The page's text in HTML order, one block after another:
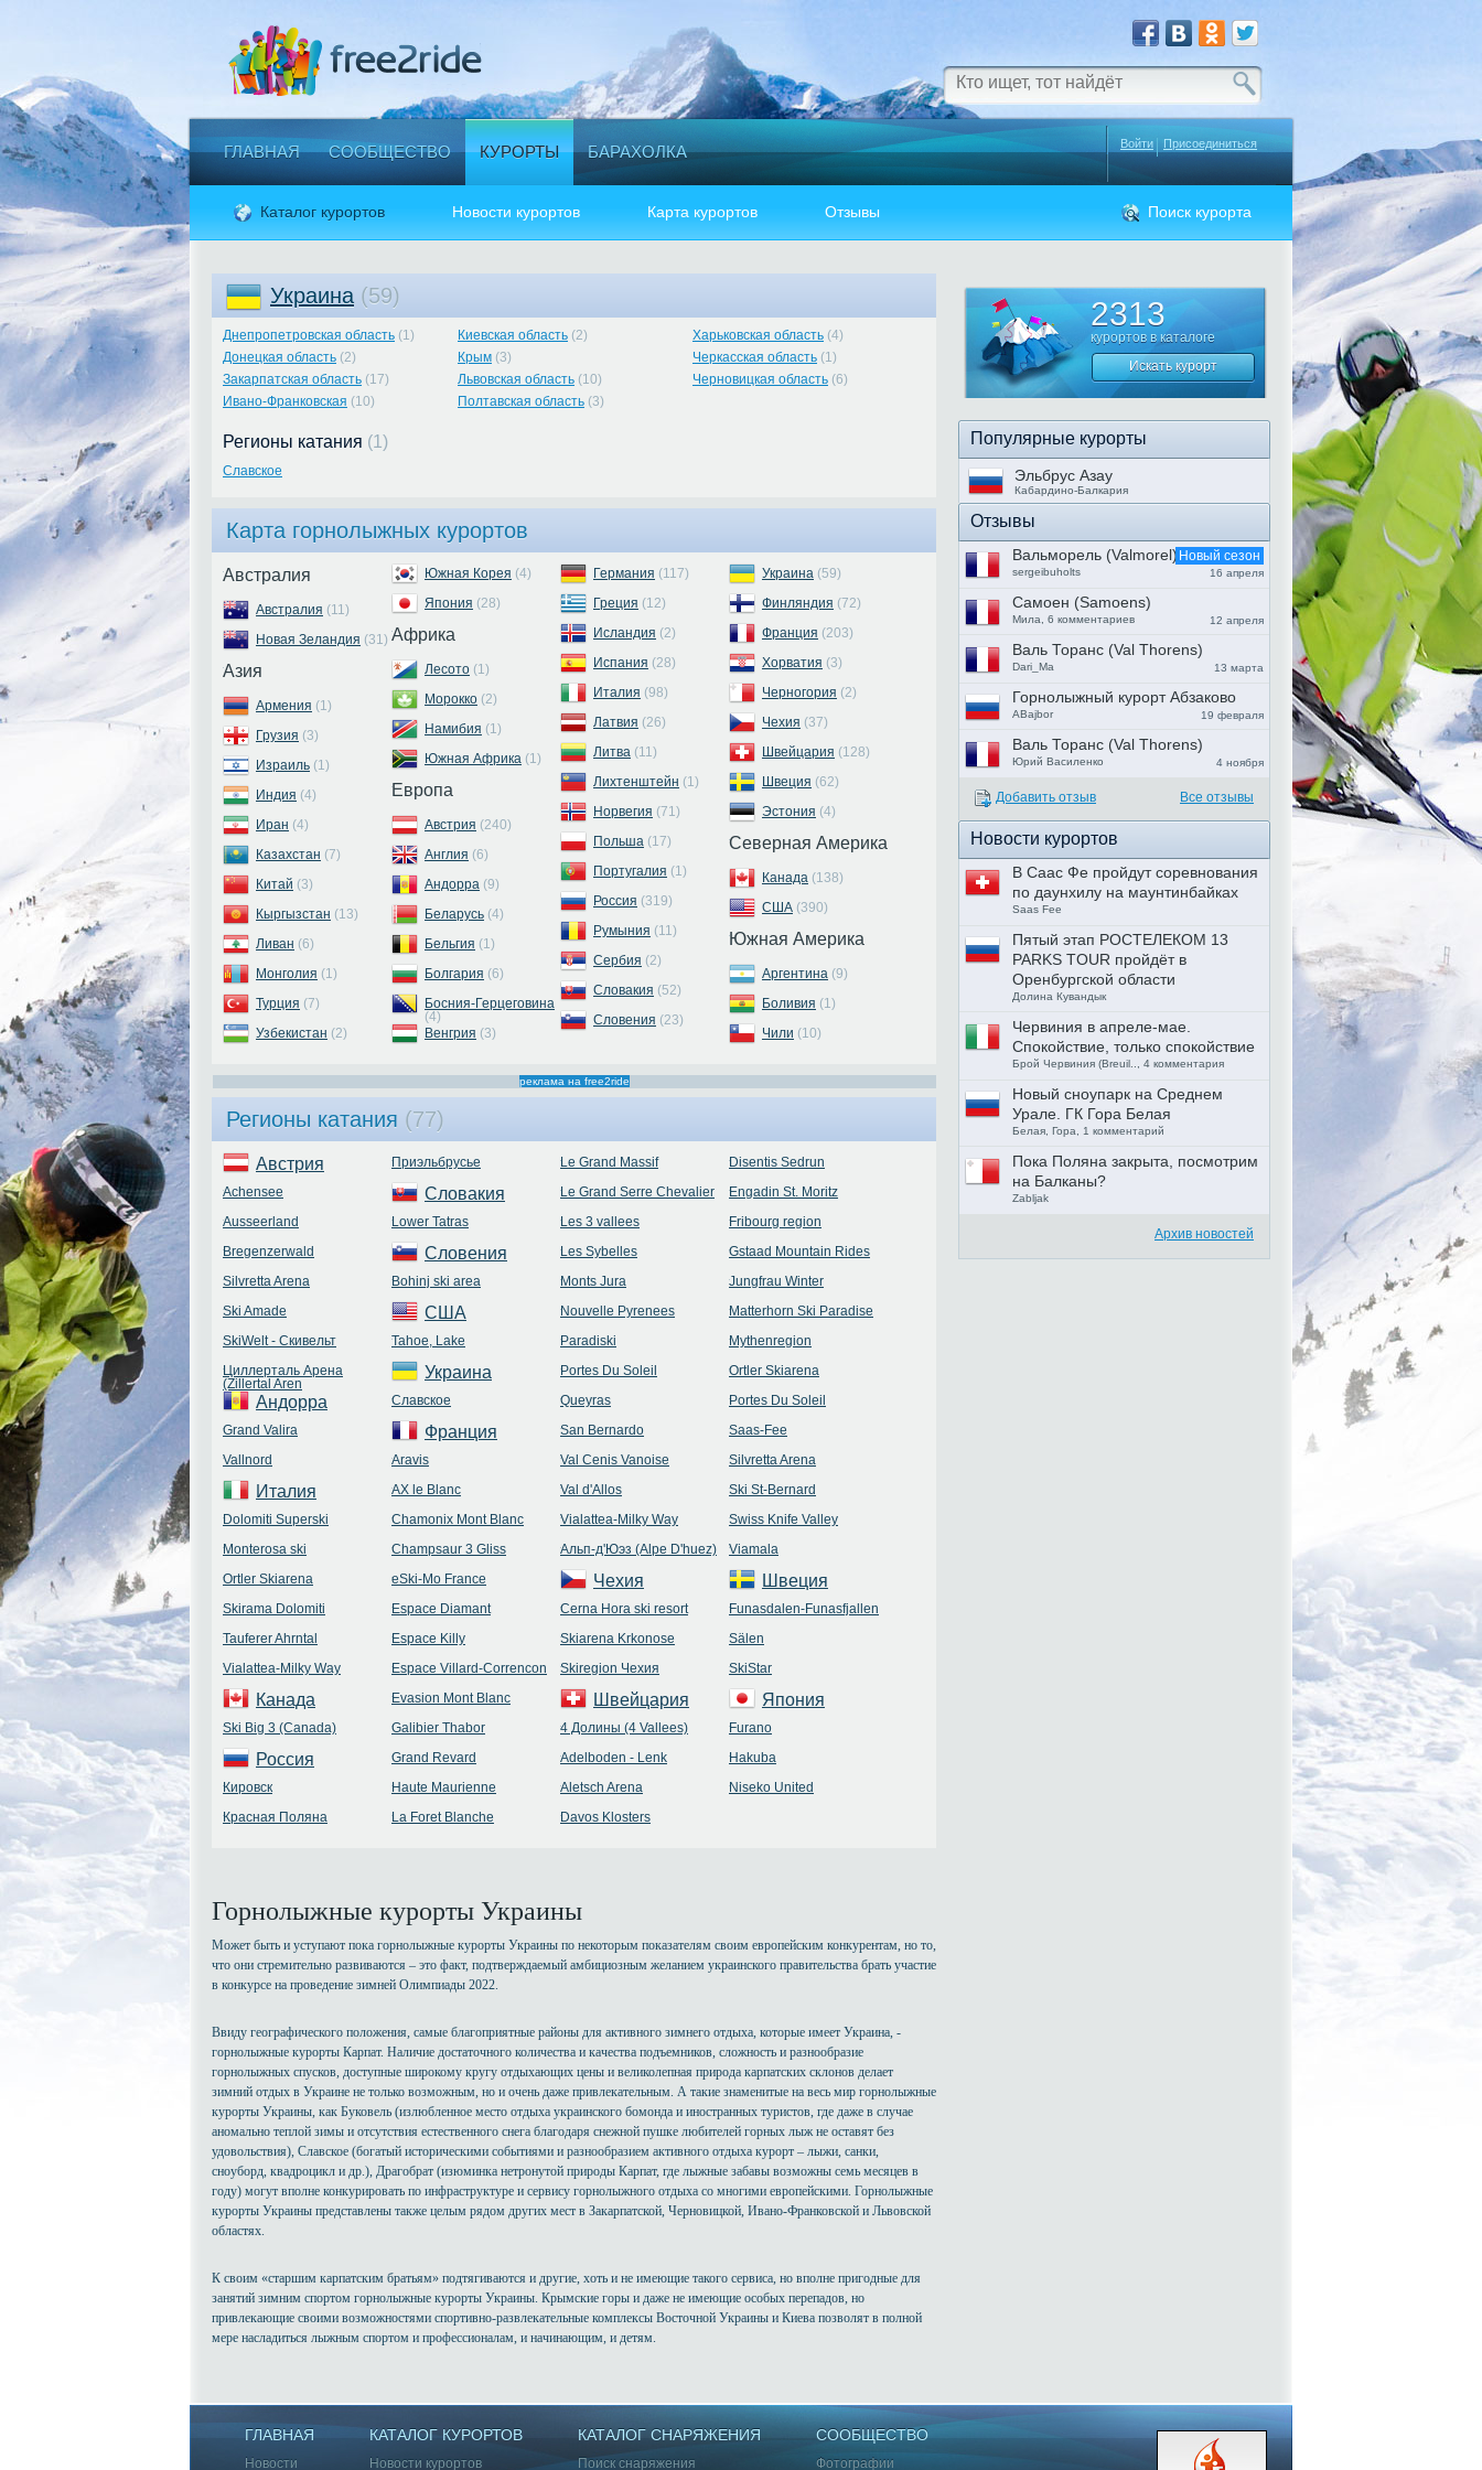
ГЛАВНАЯ СООБЩЕСТВО КУРОРТЫ БАРАХОЛКА Войти Присоединиться
Каталог курортов Новости курортов Карта курортов Отзывы Поиск курорта
Украина (59)
Днепропетровская область (1)
Донецкая область (2)
Закарпатская область (17)
Ивано-Франковская (10)
Киевская область (2)
Крым (3)
Львовская область (10)
Полтавская область (3)
Харьковская область (4)
Черкасская область (1)
Черновицкая область (6)
Регионы катания (1)
Славское
Карта горнолыжных курортов
Австралия
Австралия (11)
Новая Зеландия (31)
Азия
Армения (1)
Грузия (3)
Израиль (1)
Индия (4)
Иран (4)
Казахстан (7)
Китай (3)
Кыргызстан (13)
Ливан (6)
Монголия (1)
Турция (7)
Узбекистан (2)
Южная Корея (4)
Япония (28)
Африка
Лесото (1)
Морокко (2)
Намибия (1)
Южная Африка (1)
Европа
Австрия (240)
Англия (6)
Андорра (9)
Беларусь (4)
Бельгия (1)
Болгария (6)
Босния-Герцеговина
(4)
Венгрия (3)
Германия (117)
Греция (12)
Исландия (2)
Испания (28)
Италия (98)
Латвия (26)
Литва (11)
Лихтенштейн (1)
Норвегия (71)
Польша (17)
Португалия (1)
Россия (319)
Румыния (11)
Сербия (2)
Словакия (52)
Словения (23)
Украина (59)
Финляндия (72)
Франция (203)
Хорватия (3)
Черногория (2)
Чехия (37)
Швейцария (128)
Швеция (62)
Эстония (4)
Северная Америка
Канада (138)
США (390)
Южная Америка
Аргентина (9)
Боливия (1)
Чили (10)
реклама на free2ride
Регионы катания (77)
Австрия
Achensee
Ausseerland
Bregenzerwald
Silvretta Arena
Ski Amade
SkiWelt - Скивельт
Циллерталь Арена
(Zillertal Aren
Андорра
Grand Valira
Vallnord
Италия
Dolomiti Superski
Monterosa ski
Ortler Skiarena
Skirama Dolomiti
Tauferer Ahrntal
Vialattea-Milky Way
Канада
Ski Big 3 (Canada)
Россия
Кировск
Красная Поляна
Приэльбрусье
Словакия
Lower Tatras
Словения
Bohinj ski area
США
Tahoe, Lake
Украина
Славское
Франция
Aravis
AX le Blanc
Chamonix Mont Blanc
Champsaur 3 Gliss
eSki-Mo France
Espace Diamant
Espace Killy
Espace Villard-Correncon
Evasion Mont Blanc
Galibier Thabor
Grand Revard
Haute Maurienne
La Foret Blanche
Le Grand Massif
Le Grand Serre Chevalier
Les 3 vallees
Les Sybelles
Monts Jura
Nouvelle Pyrenees
Paradiski
Portes Du Soleil
Queyras
San Bernardo
Val Cenis Vanoise
Val d'Allos
Vialattea-Milky Way
Альп-д'Юэз (Alpe D'huez)
Чехия
Cerna Hora ski resort
Skiarena Krkonose
Skiregion Чехия
Швейцария
4 Долины (4 Vallees)
Adelboden - Lenk
Aletsch Arena
Davos Klosters
Disentis Sedrun
Engadin St. Moritz
Fribourg region
Gstaad Mountain Rides
Jungfrau Winter
Matterhorn Ski Paradise
Mythenregion
Ortler Skiarena
Portes Du Soleil
Saas-Fee
Silvretta Arena
Ski St-Bernard
Swiss Knife Valley
Viamala
Швеция
Funasdalen-Funasfjallen
Sälen
SkiStar
Япония
Furano
Hakuba
Niseko United
Горнолыжные курорты Украины
Может быть и уступают пока горнолыжные курорты Украины по некоторым показателям своим европейским конкурентам, но то,
что они стремительно развиваются – это факт, подтверждаемый амбициозным желанием украинского правительства брать участие
в конкурсе на проведение зимней Олимпиады 2022.
Ввиду географического положения, самые благоприятные районы для активного зимнего отдыха, которые имеет Украина, -
горнолыжные курорты Карпат. Наличие достаточного количества и качества подъемников, сложность и разнообразие
горнолыжных спусков, доступные широкому кругу отдыхающих цены и великолепная природа карпатских склонов делает
зимний отдых в Украине не только возможным, но и очень даже привлекательным. А такие знаменитые на весь мир горнолыжные
курорты Украины, как Буковель (излюбленное место отдыха украинского бомонда и иностранных туристов, где даже в случае
аномально теплой зимы и отсутствия естественного снега благодаря снежной пушке любителей горных лыж не оставят без
удовольствия), Славское (богатый историческими событиями и разнообразием активного отдыха курорт – лыжи, санки,
сноуборд, квадроцикл и др.), Драгобрат (изюминка нетронутой природы Карпат, где лыжные забавы возможны семь месяцев в
году) могут вполне конкурировать по инфраструктуре и сервису горнолыжного отдыха со многими европейскими. Горнолыжные
курорты Украины представлены также целым рядом других мест в Закарпатской, Черновицкой, Ивано-Франковской и Львовской
областях.
К своим «старшим карпатским братьям» подтягиваются и другие, хоть и не имеющие такого сервиса, но вполне пригодные для
занятий зимним спортом горнолыжные курорты Украины. Крымские горы и даже не имеющие особых перепадов, но
привлекающие своими возможностями спортивно-развлекательные комплексы Восточной Украины и Киева позволят в полной
мере насладиться лыжным спортом и профессионалам, и начинающим, и детям.
2313
курортов в каталоге
Искать курорт
Популярные курорты
Эльбрус Азау
Кабардино-Балкария
Отзывы
Вальморель (Valmorel)
16 апреля
sergeibuholts
Новый сезон
Самоен (Samoens)
12 апреля
Мила, 6 комментариев
Валь Торанс (Val Thorens)
13 марта
Dari_Ma
Горнолыжный курорт Абзаково
19 февраля
ABajbor
Валь Торанс (Val Thorens)
4 ноября
Юрий Василенко
Добавить отзыв Все отзывы
Новости курортов
В Саас Фе пройдут соревнования
по даунхилу на маунтинбайках
Saas Fee
Пятый этап РОСТЕЛЕКОМ 13
PARKS TOUR пройдёт в
Оренбургской области
Долина Кувандык
Червиния в апреле-мае.
Спокойствие, только спокойствие
Брой Червиния (Breuil.., 4 комментария
Новый сноупарк на Среднем
Урале. ГК Гора Белая
Белая, Гора, 1 комментарий
Пока Поляна закрыта, посмотрим
на Балканы?
Zabljak
Архив новостей
ГЛАВНАЯ
Новости
КАТАЛОГ КУРОРТОВ
Новости курортов
КАТАЛОГ СНАРЯЖЕНИЯ
Поиск снаряжения
СООБЩЕСТВО
Фотографии